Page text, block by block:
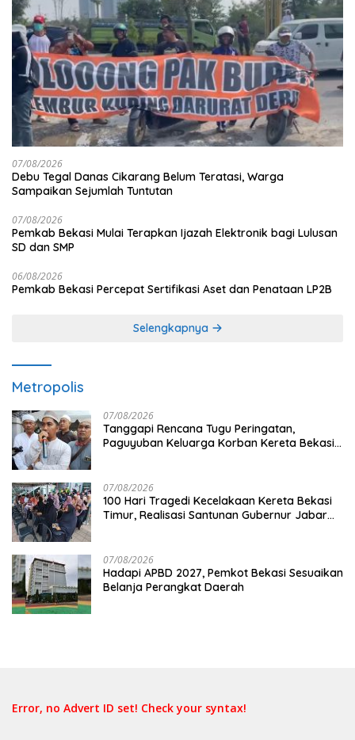
07/08/2026
Debu Tegal Danas Cikarang Belum Teratasi, Warga
Sampaikan Sejumlah Tuntutan
07/08/2026
Pemkab Bekasi Mulai Terapkan Ijazah Elektronik bagi Lulusan
SD dan SMP
06/08/2026
Pemkab Bekasi Percepat Sertifikasi Aset dan Penataan LP2B
Selengkapnya
Metropolis
07/08/2026
Tanggapi Rencana Tugu Peringatan,
Paguyuban Keluarga Korban Kereta Bekasi
07/08/2026
100 Hari Tragedi Kecelakaan Kereta Bekasi
Timur, Realisasi Santunan Gubernur Jabar
07/08/2026
Hadapi APBD 2027, Pemkot Bekasi Sesuaikan
Belanja Perangkat Daerah
Error, no Advert ID set! Check your syntax!